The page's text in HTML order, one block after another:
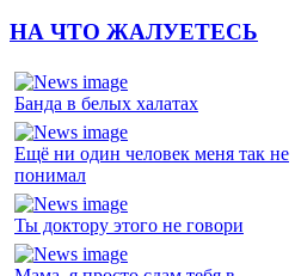
НА ЧТО ЖАЛУЕТЕСЬ
Банда в белых халатах
Ещё ни один человек меня так не
понимал
Ты доктору этого не говори